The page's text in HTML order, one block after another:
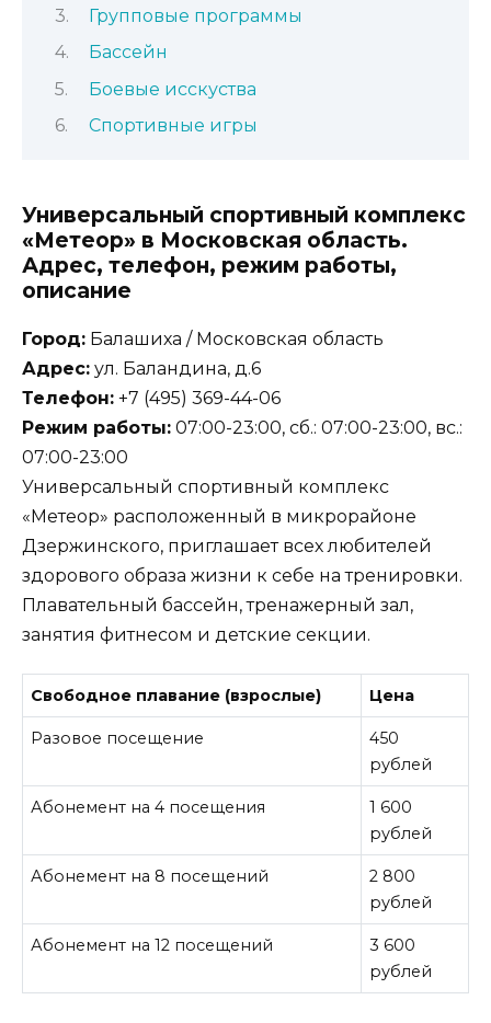
Групповые программы
Бассейн
Боевые исскуства
Спортивные игры
Универсальный спортивный комплекс
«Метеор» в Московская область.
Адрес, телефон, режим работы,
описание
Город: Балашиха / Московская область
Адрес: ул. Баландина, д.6
Телефон: +7 (495) 369-44-06
Режим работы: 07:00-23:00, сб.: 07:00-23:00, вс.:
07:00-23:00
Универсальный спортивный комплекс
«Метеор» расположенный в микрорайоне
Дзержинского, приглашает всех любителей
здорового образа жизни к себе на тренировки.
Плавательный бассейн, тренажерный зал,
занятия фитнесом и детские секции.
Свободное плавание (взрослые) Цена
Разовое посещение
450
рублей
Абонемент на 4 посещения
1 600
рублей
Абонемент на 8 посещений
2 800
рублей
Абонемент на 12 посещений
3 600
рублей